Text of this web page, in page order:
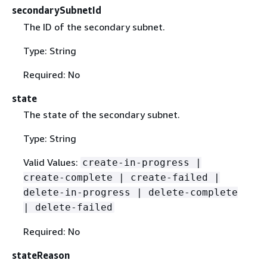
secondarySubnetId
The ID of the secondary subnet.
Type: String
Required: No
state
The state of the secondary subnet.
Type: String
Valid Values: create-in-progress |
create-complete | create-failed |
delete-in-progress | delete-complete
| delete-failed
Required: No
stateReason